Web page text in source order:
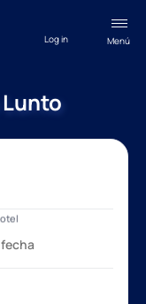
Menú
Log in